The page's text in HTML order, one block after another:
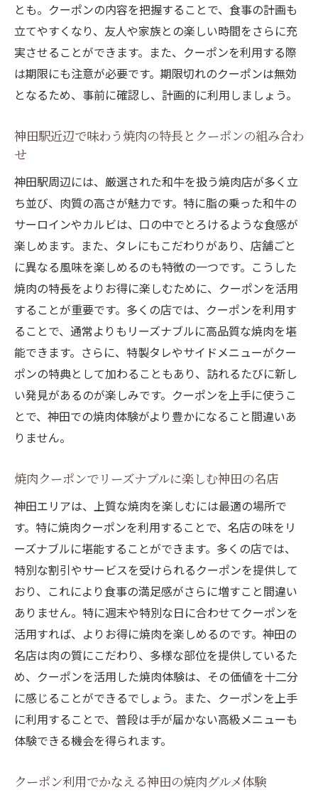
とも。クーポンの内容を把握することで、食事の計画も
立てやすくなり、友人や家族との楽しい時間をさらに充
実させることができます。また、クーポンを利用する際
は期限にも注意が必要です。期限切れのクーポンは無効
となるため、事前に確認し、計画的に利用しましょう。
神田駅近辺で味わう焼肉の特長とクーポンの組み合わ
せ
神田駅周辺には、厳選された和牛を扱う焼肉店が多く立
ち並び、肉質の高さが魅力です。特に脂の乗った和牛の
サーロインやカルビは、口の中でとろけるような食感が
楽しめます。また、タレにもこだわりがあり、店舗ごと
に異なる風味を楽しめるのも特徴の一つです。こうした
焼肉の特長をよりお得に楽しむために、クーポンを活用
することが重要です。多くの店では、クーポンを利用す
ることで、通常よりもリーズナブルに高品質な焼肉を堪
能できます。さらに、特製タレやサイドメニューがクー
ポンの特典として加わることもあり、訪れるたびに新し
い発見があるのが楽しみです。クーポンを上手に使うこ
とで、神田での焼肉体験がより豊かになること間違いあ
りません。
焼肉クーポンでリーズナブルに楽しむ神田の名店
神田エリアは、上質な焼肉を楽しむには最適の場所で
す。特に焼肉クーポンを利用することで、名店の味をリ
ーズナブルに堪能することができます。多くの店では、
特別な割引やサービスを受けられるクーポンを提供して
おり、これにより食事の満足感がさらに増すこと間違い
ありません。特に週末や特別な日に合わせてクーポンを
活用すれば、よりお得に焼肉を楽しめるのです。神田の
名店は肉の質にこだわり、多様な部位を提供しているた
め、クーポンを活用した焼肉体験は、その価値を十二分
に感じることができるでしょう。また、クーポンを上手
に利用することで、普段は手が届かない高級メニューも
体験できる機会を得られます。
クーポン利用でかなえる神田の焼肉グルメ体験